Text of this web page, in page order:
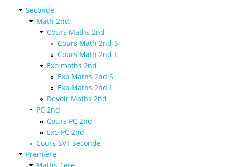
Seconde
Math 2nd
Cours Maths 2nd
Cours Math 2nd S
Cours Math 2nd L
Exo maths 2nd
Exo Maths 2nd S
Exo Maths 2nd L
Devoir Maths 2nd
PC 2nd
Cours PC 2nd
Exo PC 2nd
Cours SVT Seconde
Première